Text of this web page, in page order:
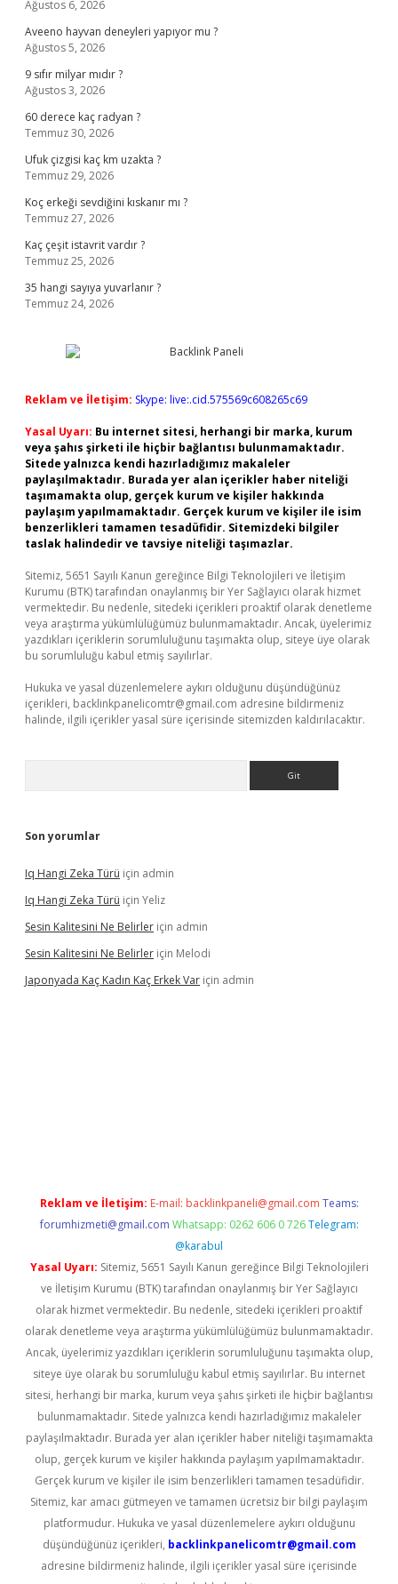
Ağustos 6, 2026
Aveeno hayvan deneyleri yapıyor mu ?
Ağustos 5, 2026
9 sıfır milyar mıdır ?
Ağustos 3, 2026
60 derece kaç radyan ?
Temmuz 30, 2026
Ufuk çizgisi kaç km uzakta ?
Temmuz 29, 2026
Koç erkeği sevdiğini kıskanır mı ?
Temmuz 27, 2026
Kaç çeşit istavrit vardır ?
Temmuz 25, 2026
35 hangi sayıya yuvarlanır ?
Temmuz 24, 2026
Reklam ve İletişim: Skype: live:.cid.575569c608265c69
Yasal Uyarı: Bu internet sitesi, herhangi bir marka, kurum
veya şahıs şirketi ile hiçbir bağlantısı bulunmamaktadır.
Sitede yalnızca kendi hazırladığımız makaleler
paylaşılmaktadır. Burada yer alan içerikler haber niteliği
taşımamakta olup, gerçek kurum ve kişiler hakkında
paylaşım yapılmamaktadır. Gerçek kurum ve kişiler ile isim
benzerlikleri tamamen tesadüfidir. Sitemizdeki bilgiler
taslak halindedir ve tavsiye niteliği taşımazlar.
Sitemiz, 5651 Sayılı Kanun gereğince Bilgi Teknolojileri ve İletişim
Kurumu (BTK) tarafından onaylanmış bir Yer Sağlayıcı olarak hizmet
vermektedir. Bu nedenle, sitedeki içerikleri proaktif olarak denetleme
veya araştırma yükümlülüğümüz bulunmamaktadır. Ancak, üyelerimiz
yazdıkları içeriklerin sorumluluğunu taşımakta olup, siteye üye olarak
bu sorumluluğu kabul etmiş sayılırlar.
Hukuka ve yasal düzenlemelere aykırı olduğunu düşündüğünüz
içerikleri, backlinkpanelicomtr@gmail.com adresine bildirmeniz
halinde, ilgili içerikler yasal süre içerisinde sitemizden kaldırılacaktır.
Son yorumlar
Iq Hangi Zeka Türü için admin
Iq Hangi Zeka Türü için Yeliz
Sesin Kalitesini Ne Belirler için admin
Sesin Kalitesini Ne Belirler için Melodi
Japonyada Kaç Kadın Kaç Erkek Var için admin
Reklam ve İletişim: E-mail: backlinkpaneli@gmail.com Teams:
forumhizmeti@gmail.com Whatsapp: 0262 606 0 726 Telegram:
@karabul
Yasal Uyarı: Sitemiz, 5651 Sayılı Kanun gereğince Bilgi Teknolojileri
ve İletişim Kurumu (BTK) tarafından onaylanmış bir Yer Sağlayıcı
olarak hizmet vermektedir. Bu nedenle, sitedeki içerikleri proaktif
olarak denetleme veya araştırma yükümlülüğümüz bulunmamaktadır.
Ancak, üyelerimiz yazdıkları içeriklerin sorumluluğunu taşımakta olup,
siteye üye olarak bu sorumluluğu kabul etmiş sayılırlar. Bu internet
sitesi, herhangi bir marka, kurum veya şahıs şirketi ile hiçbir bağlantısı
bulunmamaktadır. Sitede yalnızca kendi hazırladığımız makaleler
paylaşılmaktadır. Burada yer alan içerikler haber niteliği taşımamakta
olup, gerçek kurum ve kişiler hakkında paylaşım yapılmamaktadır.
Gerçek kurum ve kişiler ile isim benzerlikleri tamamen tesadüfidir.
Sitemiz, kar amacı gütmeyen ve tamamen ücretsiz bir bilgi paylaşım
platformudur. Hukuka ve yasal düzenlemelere aykırı olduğunu
düşündüğünüz içerikleri, backlinkpanelicomtr@gmail.com
adresine bildirmeniz halinde, ilgili içerikler yasal süre içerisinde